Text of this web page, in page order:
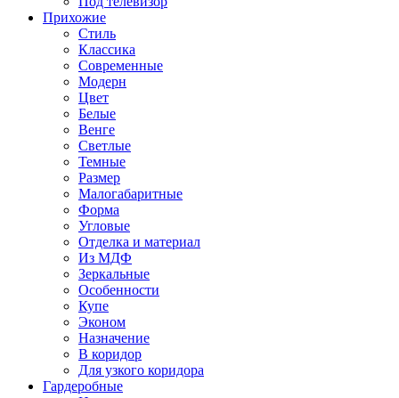
Прихожие
Стиль
Классика
Современные
Модерн
Цвет
Белые
Венге
Светлые
Темные
Размер
Малогабаритные
Форма
Угловые
Отделка и материал
Из МДФ
Зеркальные
Особенности
Купе
Эконом
Назначение
В коридор
Для узкого коридора
Гардеробные